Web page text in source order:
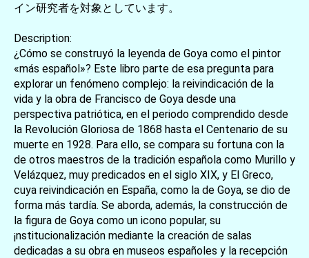
イン研究者を対象としています。
Description:
¿Cómo se construyó la leyenda de Goya como el pintor
«más español»? Este libro parte de esa pregunta para
explorar un fenómeno complejo: la reivindicación de la
vida y la obra de Francisco de Goya desde una
perspectiva patriótica, en el periodo comprendido desde
la Revolución Gloriosa de 1868 hasta el Centenario de su
muerte en 1928. Para ello, se compara su fortuna con la
de otros maestros de la tradición española como Murillo y
Velázquez, muy predicados en el siglo XIX, y El Greco,
cuya reivindicación en España, como la de Goya, se dio de
forma más tardía. Se aborda, además, la construcción de
la figura de Goya como un icono popular, su
¡nstitucionalización mediante la creación de salas
dedicadas a su obra en museos españoles y la recepción